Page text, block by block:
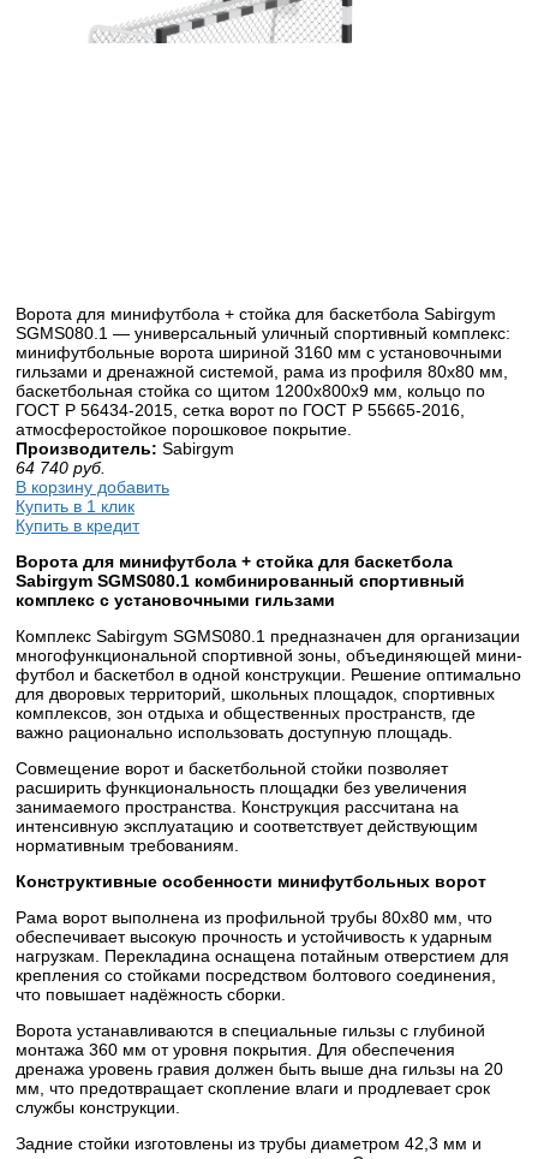
Ворота для минифутбола + стойка для баскетбола Sabirgym
SGMS080.1 — универсальный уличный спортивный комплекс:
минифутбольные ворота шириной 3160 мм с установочными
гильзами и дренажной системой, рама из профиля 80х80 мм,
баскетбольная стойка со щитом 1200х800х9 мм, кольцо по
ГОСТ Р 56434-2015, сетка ворот по ГОСТ Р 55665-2016,
атмосферостойкое порошковое покрытие.
Производитель: Sabirgym
64 740 руб.
В корзину добавить
Купить в 1 клик
Купить в кредит
Ворота для минифутбола + стойка для баскетбола
Sabirgym SGMS080.1 комбинированный спортивный
комплекс с установочными гильзами
Комплекс Sabirgym SGMS080.1 предназначен для организации
многофункциональной спортивной зоны, объединяющей мини-
футбол и баскетбол в одной конструкции. Решение оптимально
для дворовых территорий, школьных площадок, спортивных
комплексов, зон отдыха и общественных пространств, где
важно рационально использовать доступную площадь.
Совмещение ворот и баскетбольной стойки позволяет
расширить функциональность площадки без увеличения
занимаемого пространства. Конструкция рассчитана на
интенсивную эксплуатацию и соответствует действующим
нормативным требованиям.
Конструктивные особенности минифутбольных ворот
Рама ворот выполнена из профильной трубы 80х80 мм, что
обеспечивает высокую прочность и устойчивость к ударным
нагрузкам. Перекладина оснащена потайным отверстием для
крепления со стойками посредством болтового соединения,
что повышает надёжность сборки.
Ворота устанавливаются в специальные гильзы с глубиной
монтажа 360 мм от уровня покрытия. Для обеспечения
дренажа уровень гравия должен быть выше дна гильзы на 20
мм, что предотвращает скопление влаги и продлевает срок
службы конструкции.
Задние стойки изготовлены из трубы диаметром 42,3 мм и